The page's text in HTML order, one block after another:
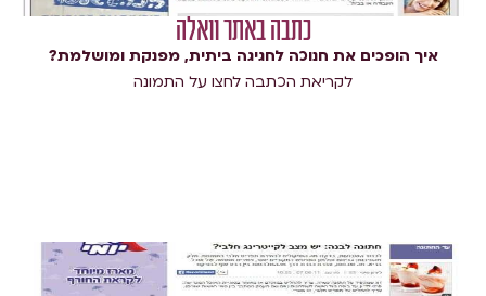
כתבה באתר וואלה​
איך הופכים את חנוכה לחגיגה ביתית, מפנקת ומושלמת?
לקריאת הכתבה לחצו על התמונה​